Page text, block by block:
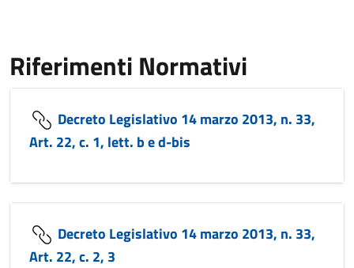
Riferimenti Normativi
Decreto Legislativo 14 marzo 2013, n. 33,
Art. 22, c. 1, lett. b e d-bis
Decreto Legislativo 14 marzo 2013, n. 33,
Art. 22, c. 2, 3